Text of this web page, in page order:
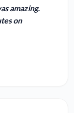
amazing.
on